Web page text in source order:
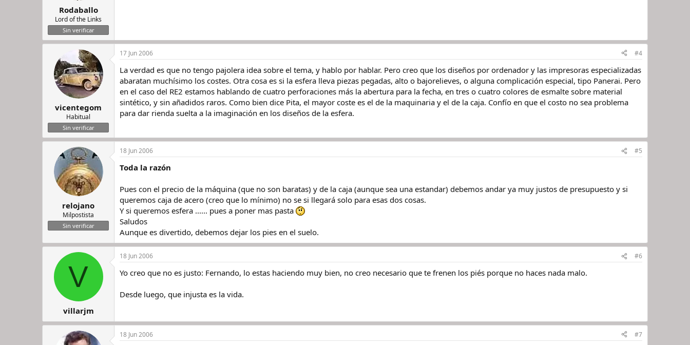
Rodaballo
Lord of the Links
Sin verificar
vicentegom
Habitual
Sin verificar
17 Jun 2006 #4
La verdad es que no tengo pajolera idea sobre el tema, y hablo por hablar. Pero creo que los diseños por ordenador y las impresoras especializadas
abaratan muchísimo los costes. Otra cosa es si la esfera lleva piezas pegadas, alto o bajorelieves, o alguna complicación especial, tipo Panerai. Pero
en el caso del RE2 estamos hablando de cuatro perforaciones más la abertura para la fecha, en tres o cuatro colores de esmalte sobre material
sintético, y sin añadidos raros. Como bien dice Pita, el mayor coste es el de la maquinaria y el de la caja. Confío en que el costo no sea problema
para dar rienda suelta a la imaginación en los diseños de la esfera.
relojano
Milpostista
Sin verificar
18 Jun 2006 #5
Toda la razón
Pues con el precio de la máquina (que no son baratas) y de la caja (aunque sea una estandar) debemos andar ya muy justos de presupuesto y si
queremos caja de acero (creo que lo mínimo) no se si llegará solo para esas dos cosas.
Y si queremos esfera ...... pues a poner mas pasta
Saludos
Aunque es divertido, debemos dejar los pies en el suelo.
V
villarjm
18 Jun 2006 #6
Yo creo que no es justo: Fernando, lo estas haciendo muy bien, no creo necesario que te frenen los piés porque no haces nada malo.
Desde luego, que injusta es la vida.
18 Jun 2006 #7